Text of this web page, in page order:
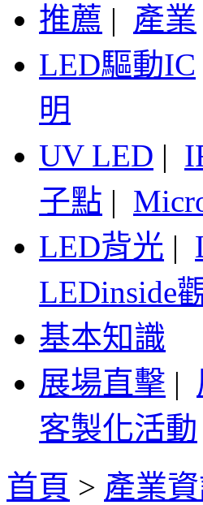
推薦 | 產業
LED驅動IC
明
UV LED |
子點 |
LED背光 |
LEDinside
基本知識
展場直擊 |
客製化活動
首頁 > 產業